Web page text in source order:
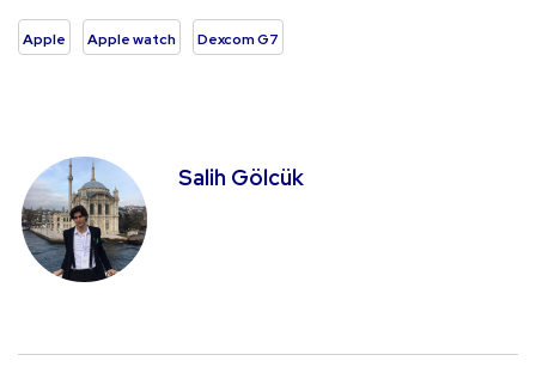
Apple Apple watch Dexcom G7
Salih Gölcük